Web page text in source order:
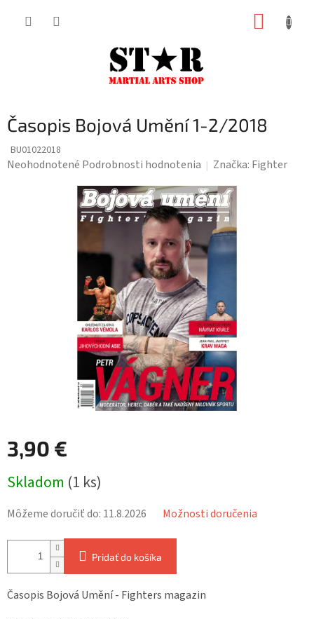
Časopis Bojová Umění 1-2/2018
BU01022018
Priemerné
Neohodnotené Podrobnosti hodnotenia Značka: Fighter
3,90 €
cena:
Skladom (1 ks)
Môžeme doručiť do: 11.8.2026 Možnosti doručenia
Pridať do košíka
Časopis Bojová Umění - Fighters magazin